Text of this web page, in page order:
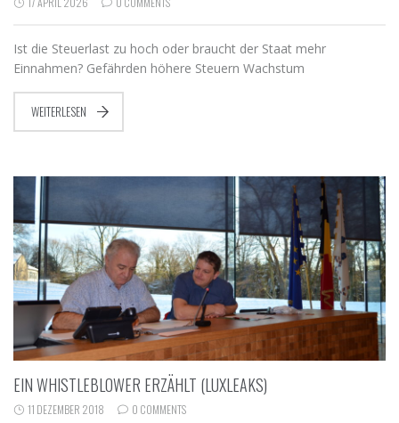
Ist die Steuerlast zu hoch oder braucht der Staat mehr
Einnahmen? Gefährden höhere Steuern Wachstum
WEITERLESEN
EIN WHISTLEBLOWER ERZÄHLT (LUXLEAKS)
11 DEZEMBER 2018 0 COMMENTS